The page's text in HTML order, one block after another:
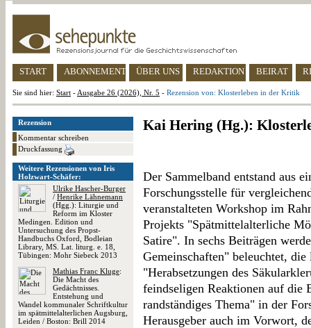
START ABONNEMENT ÜBER UNS REDAKTION BEIRAT
Sie sind hier: Start - Ausgabe 26 (2026), Nr. 5 - Rezension von: Klosterleben in der Kritik
Rezension
Kommentar schreiben
Druckfassung
Weitere Rezensionen von Iris
Holzwart-Schäfer:
Ulrike Hascher-Burger
/ Henrike Lähnemann
(Hgg.): Liturgie und
Reform im Kloster
Medingen. Edition und
Untersuchung des Propst-
Handbuchs Oxford, Bodleian
Library, MS. Lat. liturg. e. 18,
Tübingen: Mohr Siebeck 2013
Mathias Franc Kluge:
Die Macht des
Gedächtnisses.
Entstehung und
Wandel kommunaler Schriftkultur
im spätmittelalterlichen Augsburg,
Leiden / Boston: Brill 2014
Kai Hering (Hg.):
Der Sammelband entstand aus
Forschungsstelle für
veranstalteten Workshop im
Projekts "Spätmittelalterliche
Satire". In sechs Beiträgen
Gemeinschaften" beleuchtet,
"Herabsetzungen des
feindseligen Reaktionen auf die
randständiges Thema" in der
Herausgeber auch im Vorwort,